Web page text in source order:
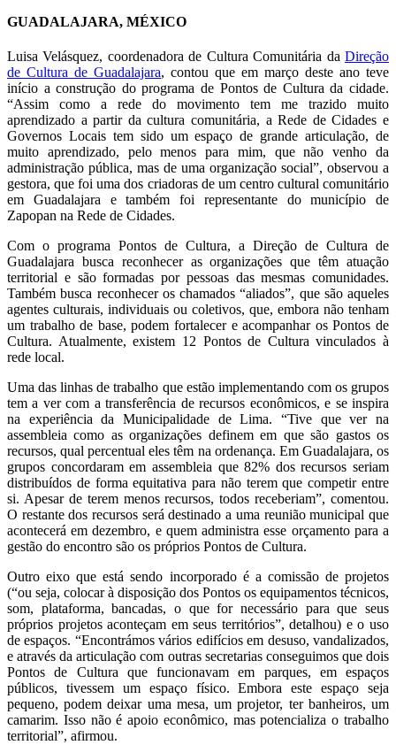
GUADALAJARA, MÉXICO
Luisa Velásquez, coordenadora de Cultura Comunitária da Direção
de Cultura de Guadalajara, contou que em março deste ano teve
início a construção do programa de Pontos de Cultura da cidade.
“Assim como a rede do movimento tem me trazido muito
aprendizado a partir da cultura comunitária, a Rede de Cidades e
Governos Locais tem sido um espaço de grande articulação, de
muito aprendizado, pelo menos para mim, que não venho da
administração pública, mas de uma organização social”, observou a
gestora, que foi uma dos criadoras de um centro cultural comunitário
em Guadalajara e também foi representante do município de
Zapopan na Rede de Cidades.
Com o programa Pontos de Cultura, a Direção de Cultura de
Guadalajara busca reconhecer as organizações que têm atuação
territorial e são formadas por pessoas das mesmas comunidades.
Também busca reconhecer os chamados “aliados”, que são aqueles
agentes culturais, individuais ou coletivos, que, embora não tenham
um trabalho de base, podem fortalecer e acompanhar os Pontos de
Cultura. Atualmente, existem 12 Pontos de Cultura vinculados à
rede local.
Uma das linhas de trabalho que estão implementando com os grupos
tem a ver com a transferência de recursos econômicos, e se inspira
na experiência da Municipalidade de Lima. “Tive que ver na
assembleia como as organizações definem em que são gastos os
recursos, qual percentual eles têm na ordenança. Em Guadalajara, os
grupos concordaram em assembleia que 82% dos recursos seriam
distribuídos de forma equitativa para não terem que competir entre
si. Apesar de terem menos recursos, todos receberiam”, comentou.
O restante dos recursos será destinado a uma reunião municipal que
acontecerá em dezembro, e quem administra esse orçamento para a
gestão do encontro são os próprios Pontos de Cultura.
Outro eixo que está sendo incorporado é a comissão de projetos
(“ou seja, colocar à disposição dos Pontos os equipamentos técnicos,
som, plataforma, bancadas, o que for necessário para que seus
próprios projetos aconteçam em seus territórios”, detalhou) e o uso
de espaços. “Encontrámos vários edifícios em desuso, vandalizados,
e através da articulação com outras secretarias conseguimos que dois
Pontos de Cultura que funcionavam em parques, em espaços
públicos, tivessem um espaço físico. Embora este espaço seja
pequeno, podem deixar uma mesa, um projetor, ter banheiros, um
camarim. Isso não é apoio econômico, mas potencializa o trabalho
territorial”, afirmou.